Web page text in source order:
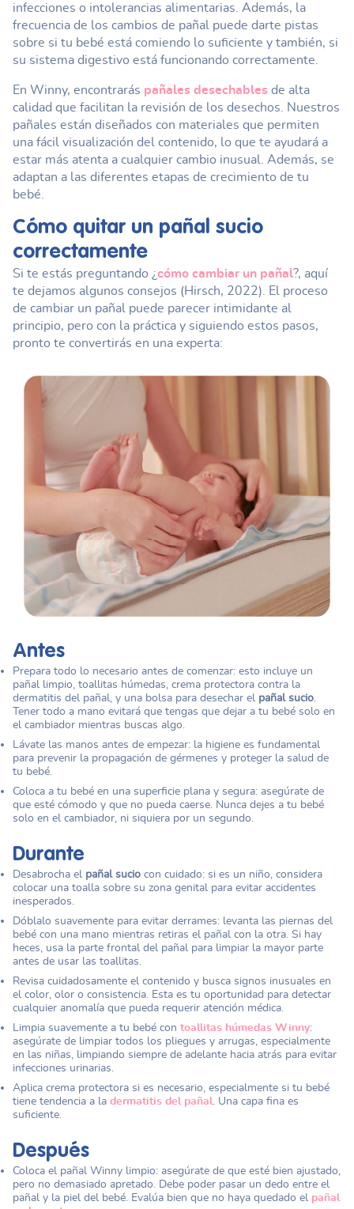
infecciones o intolerancias alimentarias. Además, la
frecuencia de los cambios de pañal puede darte pistas
sobre si tu bebé está comiendo lo suficiente y también, si
su sistema digestivo está funcionando correctamente.
En Winny, encontrarás pañales desechables de alta
calidad que facilitan la revisión de los desechos. Nuestros
pañales están diseñados con materiales que permiten
una fácil visualización del contenido, lo que te ayudará a
estar más atenta a cualquier cambio inusual. Además, se
adaptan a las diferentes etapas de crecimiento de tu
bebé.
Cómo quitar un pañal sucio
correctamente
Si te estás preguntando ¿cómo cambiar un pañal?, aquí
te dejamos algunos consejos (Hirsch, 2022). El proceso
de cambiar un pañal puede parecer intimidante al
principio, pero con la práctica y siguiendo estos pasos,
pronto te convertirás en una experta:
Antes
Prepara todo lo necesario antes de comenzar: esto incluye un
pañal limpio, toallitas húmedas, crema protectora contra la
dermatitis del pañal, y una bolsa para desechar el pañal sucio
Tener todo a mano evitará que tengas que dejar a tu bebé solo en
el cambiador mientras buscas algo.
Lávate las manos antes de empezar: la higiene es fundamental
para prevenir la propagación de gérmenes y proteger la salud de
tu bebé.
Coloca a tu bebé en una superficie plana y segura: asegúrate de
que esté cómodo y que no pueda caerse. Nunca dejes a tu bebé
solo en el cambiador, ni siquiera por un segundo.
Durante
Desabrocha el pañal sucio con cuidado: si es un niño, considera
colocar una toalla sobre su zona genital para evitar accidentes
inesperados.
Dóblalo suavemente para evitar derrames: levanta las piernas del
bebé con una mano mientras retiras el pañal con la otra. Si hay
heces, usa la parte frontal del pañal para limpiar la mayor parte
antes de usar las toallitas.
Revisa cuidadosamente el contenido y busca signos inusuales en
el color, olor o consistencia. Esta es tu oportunidad para detectar
cualquier anomalía que pueda requerir atención médica.
Limpia suavemente a tu bebé con toallitas húmedas Winny:
asegúrate de limpiar todos los pliegues y arrugas, especialmente
en las niñas, limpiando siempre de adelante hacia atrás para evitar
infecciones urinarias.
Aplica crema protectora si es necesario, especialmente si tu bebé
tiene tendencia a la dermatitis del pañal . Una capa fina es
suficiente.
Después
Coloca el pañal Winny limpio: asegúrate de que esté bien ajustado,
pero no demasiado apretado. Debe poder pasar un dedo entre el
pañal y la piel del bebé. Evalúa bien que no haya quedado el pañal